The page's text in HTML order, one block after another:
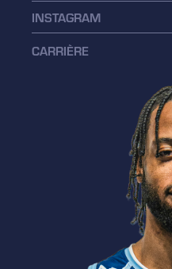
INSTAGRAM
CARRIÈRE
2024-25 - Poitiers
2023-24 - Niagara River
2022-23 - Hamilton
Niagara River Lions
2021-22 - Lavrio
Newfoundland Growlers
2020-21 - Georgetown
2019-20 - Georgetown
2018-19 - Georgetown
2017-18 - Georgetown